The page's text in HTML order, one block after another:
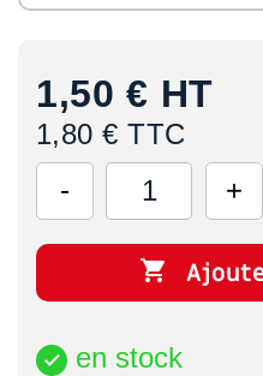
1,50 € HT
1,80 € TTC

 en stock